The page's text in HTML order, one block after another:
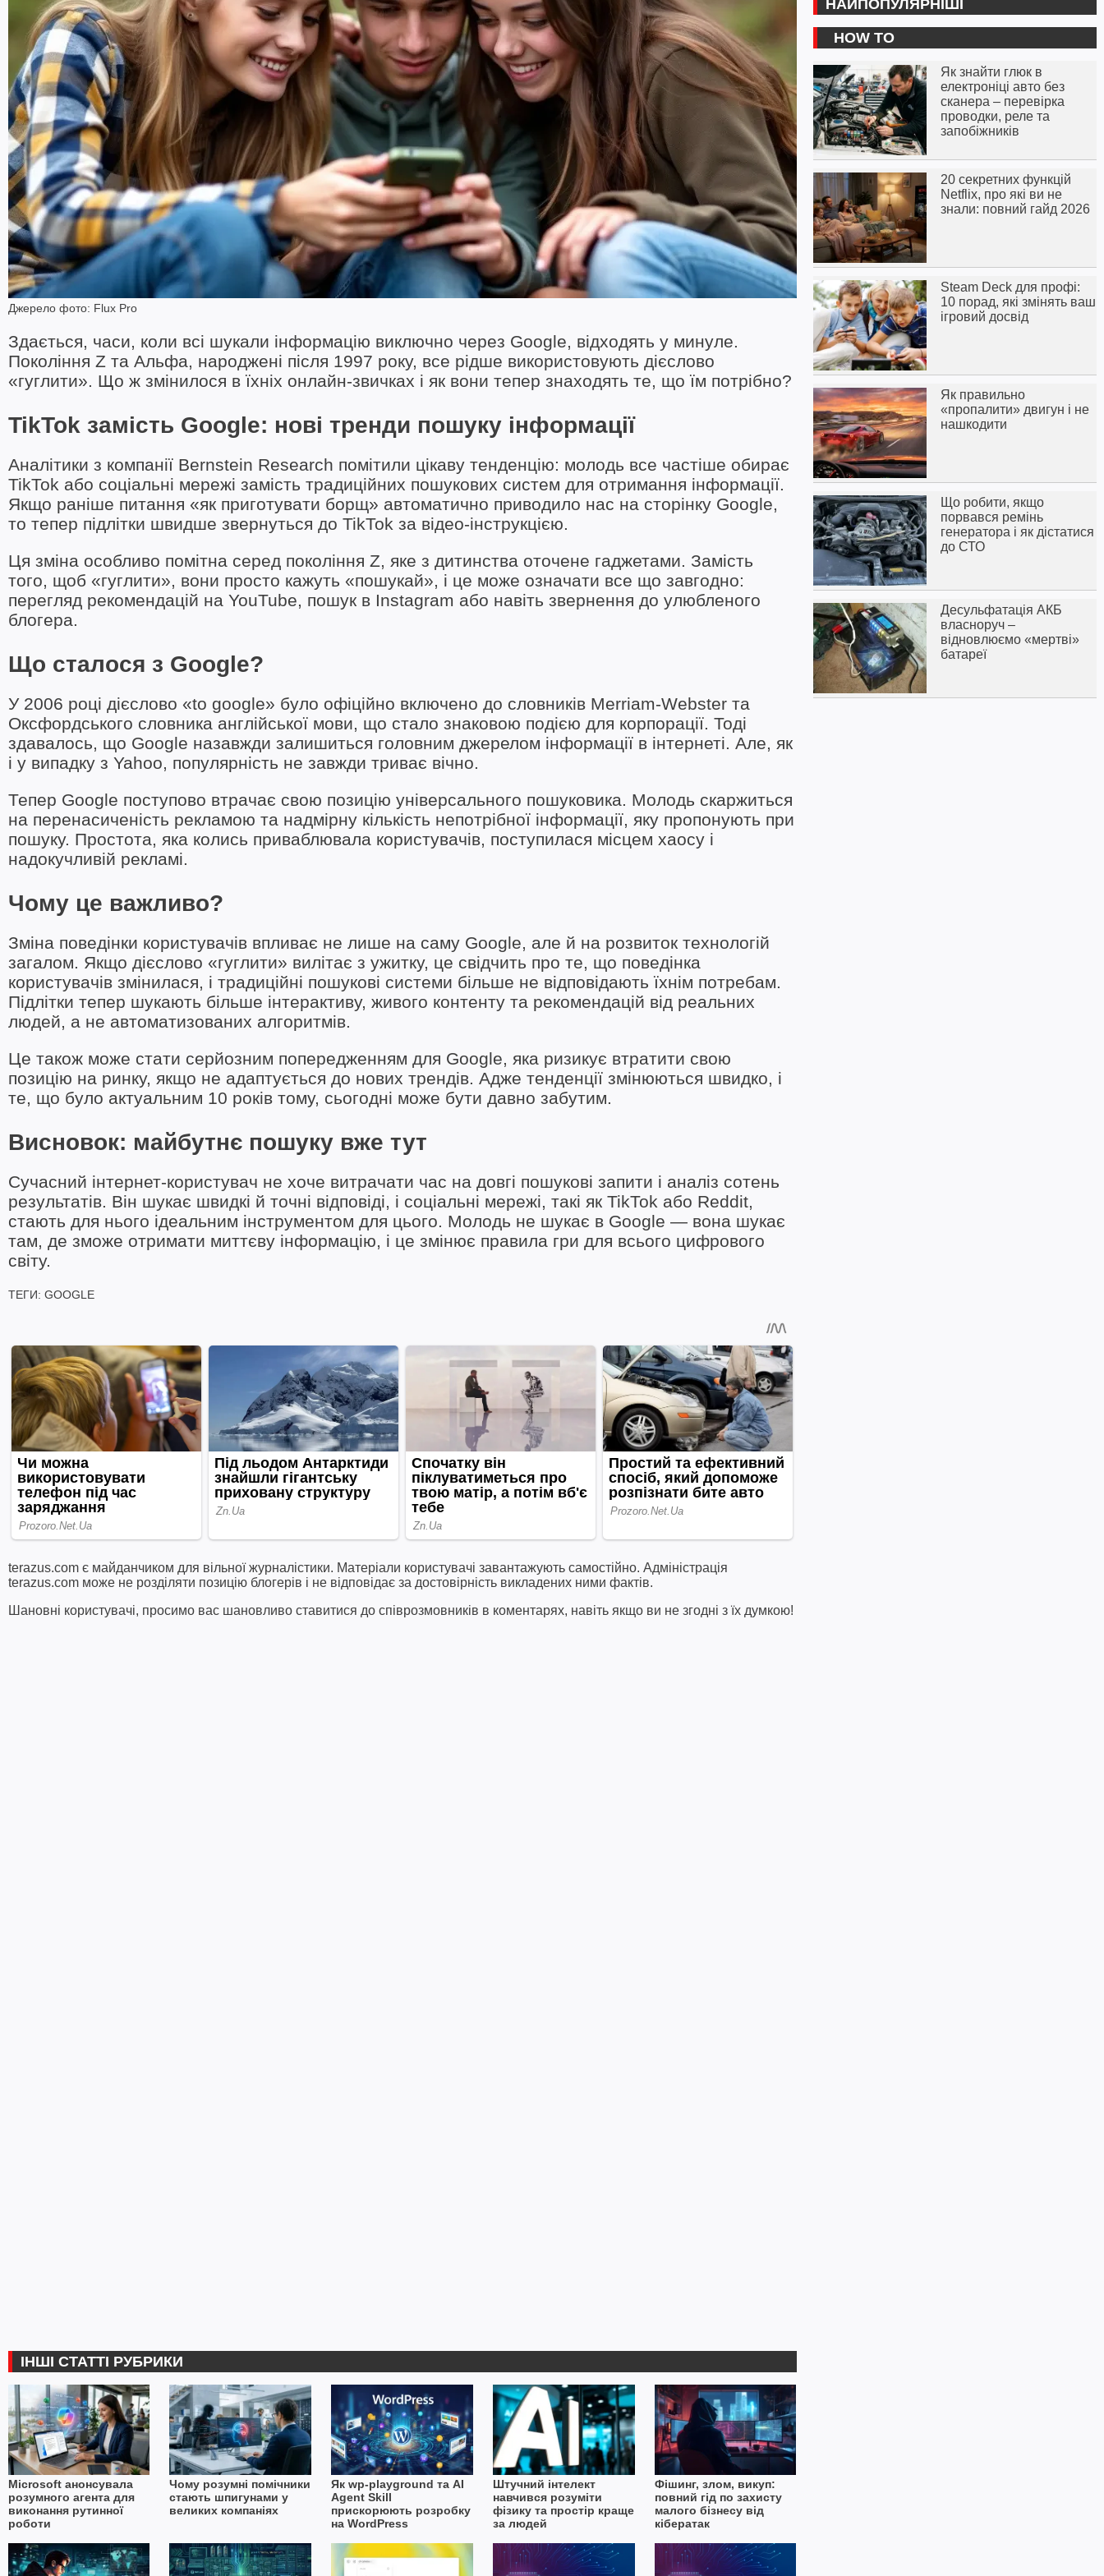
Джерело фото: Flux Pro
Здається, часи, коли всі шукали інформацію виключно через Google, відходять у минуле.
Покоління Z та Альфа, народжені після 1997 року, все рідше використовують дієслово
«гуглити». Що ж змінилося в їхніх онлайн-звичках і як вони тепер знаходять те, що їм потрібно?
TikTok замість Google: нові тренди пошуку інформації
Аналітики з компанії Bernstein Research помітили цікаву тенденцію: молодь все частіше обирає
TikTok або соціальні мережі замість традиційних пошукових систем для отримання інформації.
Якщо раніше питання «як приготувати борщ» автоматично приводило нас на сторінку Google,
то тепер підлітки швидше звернуться до TikTok за відео-інструкцією.
Ця зміна особливо помітна серед покоління Z, яке з дитинства оточене гаджетами. Замість
того, щоб «гуглити», вони просто кажуть «пошукай», і це може означати все що завгодно:
перегляд рекомендацій на YouTube, пошук в Instagram або навіть звернення до улюбленого
блогера.
Що сталося з Google?
У 2006 році дієслово «to google» було офіційно включено до словників Merriam-Webster та
Оксфордського словника англійської мови, що стало знаковою подією для корпорації. Тоді
здавалось, що Google назавжди залишиться головним джерелом інформації в інтернеті. Але, як
і у випадку з Yahoo, популярність не завжди триває вічно.
Тепер Google поступово втрачає свою позицію універсального пошуковика. Молодь скаржиться
на перенасиченість рекламою та надмірну кількість непотрібної інформації, яку пропонують при
пошуку. Простота, яка колись приваблювала користувачів, поступилася місцем хаосу і
надокучливій рекламі.
Чому це важливо?
Зміна поведінки користувачів впливає не лише на саму Google, але й на розвиток технологій
загалом. Якщо дієслово «гуглити» вилітає з ужитку, це свідчить про те, що поведінка
користувачів змінилася, і традиційні пошукові системи більше не відповідають їхнім потребам.
Підлітки тепер шукають більше інтерактиву, живого контенту та рекомендацій від реальних
людей, а не автоматизованих алгоритмів.
Це також може стати серйозним попередженням для Google, яка ризикує втратити свою
позицію на ринку, якщо не адаптується до нових трендів. Адже тенденції змінюються швидко, і
те, що було актуальним 10 років тому, сьогодні може бути давно забутим.
Висновок: майбутнє пошуку вже тут
Сучасний інтернет-користувач не хоче витрачати час на довгі пошукові запити і аналіз сотень
результатів. Він шукає швидкі й точні відповіді, і соціальні мережі, такі як TikTok або Reddit,
стають для нього ідеальним інструментом для цього. Молодь не шукає в Google — вона шукає
там, де зможе отримати миттєву інформацію, і це змінює правила гри для всього цифрового
світу.
ТЕГИ: GOOGLE
terazus.com є майданчиком для вільної журналістики. Матеріали користувачі завантажують самостійно. Адміністрація
terazus.com може не розділяти позицію блогерів і не відповідає за достовірність викладених ними фактів.
Шановні користувачі, просимо вас шановливо ставитися до співрозмовників в коментарях, навіть якщо ви не згодні з їх думкою!
ІНШІ СТАТТІ РУБРИКИ
Microsoft анонсувала
розумного агента для
виконання рутинної
роботи
Чому розумні помічники
стають шпигунами у
великих компаніях
Як wp-playground та AI
Agent Skill
прискорюють розробку
на WordPress
Штучний інтелект
навчився розуміти
фізику та простір краще
за людей
Фішинг, злом, викуп:
повний гід по захисту
малого бізнесу від
кібератак
НАЙПОПУЛЯРНІШІ
HOW TO
Як знайти глюк в
електроніці авто без
сканера – перевірка
проводки, реле та
запобіжників
20 секретних функцій
Netflix, про які ви не
знали: повний гайд 2026
Steam Deck для профі:
10 порад, які змінять ваш
ігровий досвід
Як правильно
«пропалити» двигун і не
нашкодити
Що робити, якщо
порвався ремінь
генератора і як дістатися
до СТО
Десульфатація АКБ
власноруч –
відновлюємо «мертві»
батареї